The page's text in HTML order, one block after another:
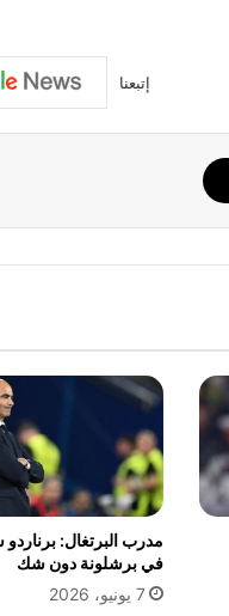
إتبعنا
مدرب البرتغال:
في برشلونة دون شك
7 يونيو، 2026